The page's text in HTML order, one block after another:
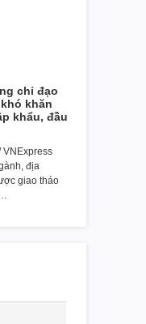
chỉ đạo
khăn
khẩu, đầu
VNExpress
địa
giao tháo